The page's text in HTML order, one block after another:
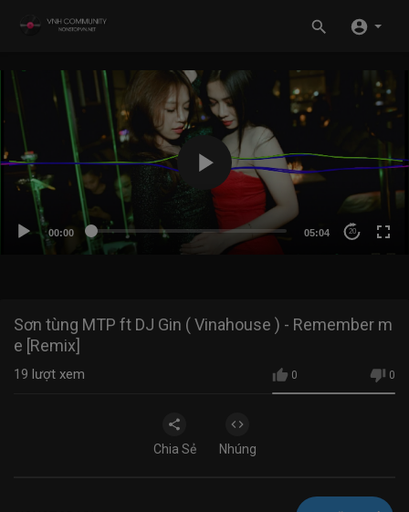
00:00 05:04 20
Sơn tùng MTP ft DJ Gin ( Vinahouse ) - Remember m
e [Remix]
0 0
19 lượt xem
Chia Sẻ Nhúng